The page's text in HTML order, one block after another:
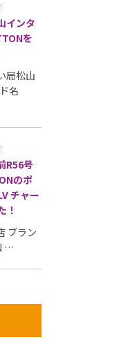
インタ
を
局松山
名
R56号
のポ
チャー
！
ブラン
…